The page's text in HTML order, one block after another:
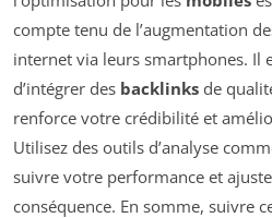
compte tenu de l’augmentation
internet via leurs smartphones. Il
d’intégrer des backlinks de
renforce votre crédibilité et
Utilisez des outils d’analyse
suivre votre performance et
conséquence. En somme, suivre